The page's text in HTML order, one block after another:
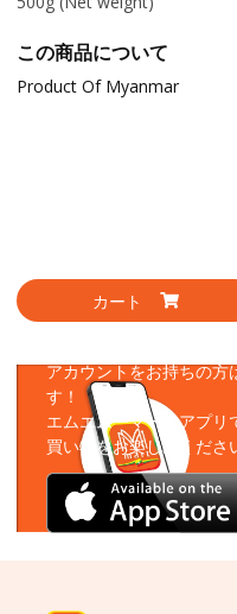
この商品について
Product Of Myanmar
カート
アカウントをお持ちの方
す！
エムエムーマートアプリ
買い物をお楽しみくださ